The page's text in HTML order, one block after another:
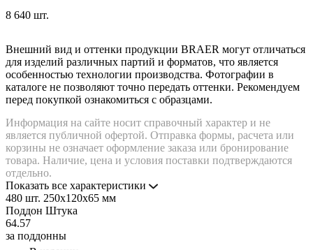
8 640 шт.
Внешний вид и оттенки продукции BRAER могут отличаться
для изделий различных партий и форматов, что является
особенностью технологии производства. Фотографии в
каталоге не позволяют точно передать оттенки. Рекомендуем
перед покупкой ознакомиться с образцами.
Информация на сайте носит справочный характер и не
является публичной офертой. Отправка формы, расчета или
корзины не означает оформление заказа или бронирование
товара. Наличие, цена и условия поставки подтверждаются
отдельно.
Показать все характеристики
480 шт. 250x120x65 мм
Поддон Штука
64.57
за поддонны